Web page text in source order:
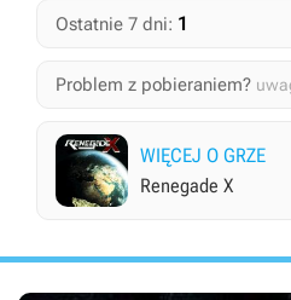
Ostatnie 7 dni: 1
Problem z pobieraniem?
WIĘCEJ O GRZE
Renegade X